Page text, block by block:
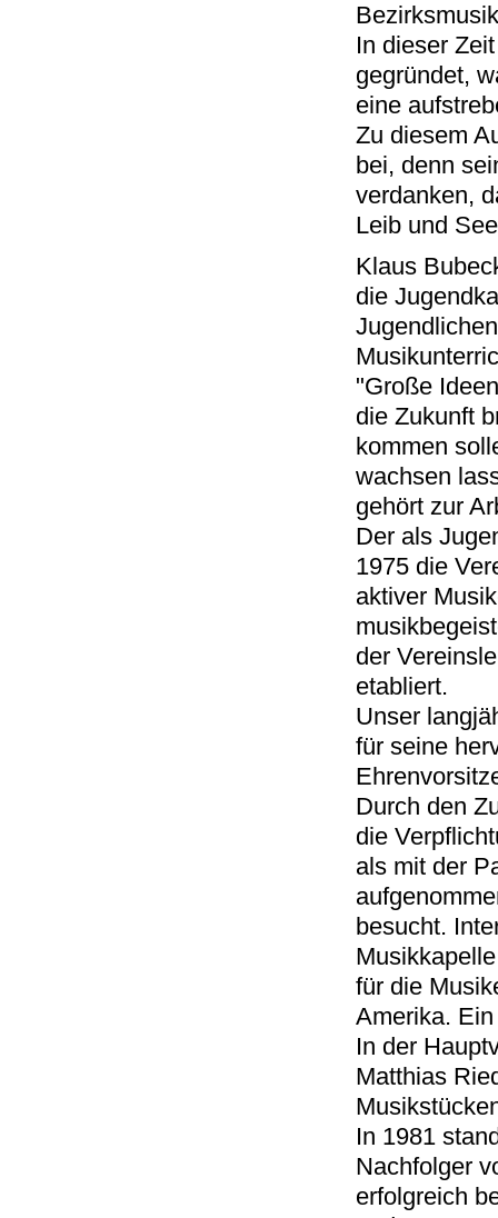
In dieser
gegründet,
eine
Zu diesem
bei, denn
verdanken,
Leib und
Klaus
die
"Große
die Zukunft
kommen
wachsen
gehört zur
Der als
1975 die
aktiver
der
etabliert.
Unser
für seine
Durch den
die
als mit der
besucht.
für die
Amerika.
In der
Matthias
In 1981
Nachfolger
erfolgreich